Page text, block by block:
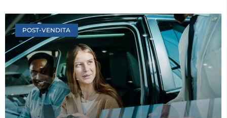
POST-VENDITA